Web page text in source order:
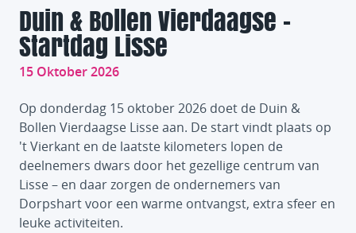
Duin & Bollen Vierdaagse -
Startdag Lisse
15 Oktober 2026
Op donderdag 15 oktober 2026 doet de Duin &
Bollen Vierdaagse Lisse aan. De start vindt plaats op
't Vierkant en de laatste kilometers lopen de
deelnemers dwars door het gezellige centrum van
Lisse – en daar zorgen de ondernemers van
Dorpshart voor een warme ontvangst, extra sfeer en
leuke activiteiten.